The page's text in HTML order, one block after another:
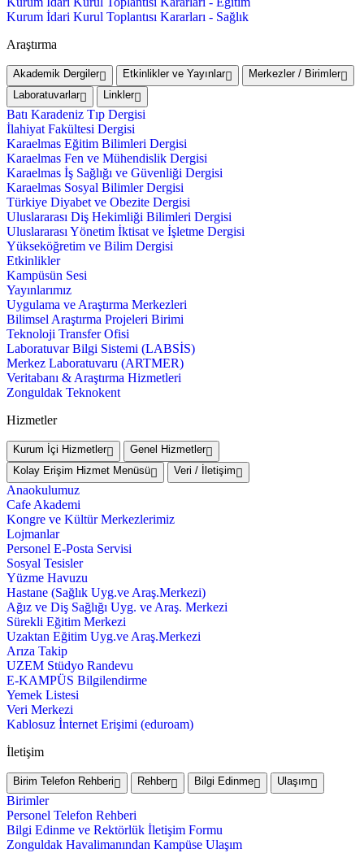
Kurum İdari Kurul Toplantısı Kararları - Sağlık
Araştırma
Akademik Dergiler Etkinlikler ve Yayınlar
Merkezler / Birimler
Laboratuvarlar
Linkler
Batı Karadeniz Tıp Dergisi
İlahiyat Fakültesi Dergisi
Karaelmas Eğitim Bilimleri Dergisi
Karaelmas Fen ve Mühendislik Dergisi
Karaelmas İş Sağlığı ve Güvenliği Dergisi
Karaelmas Sosyal Bilimler Dergisi
Türkiye Diyabet ve Obezite Dergisi
Uluslararası Diş Hekimliği Bilimleri Dergisi
Uluslararası Yönetim İktisat ve İşletme Dergisi
Yükseköğretim ve Bilim Dergisi
Etkinlikler
Kampüsün Sesi
Yayınlarımız
Uygulama ve Araştırma Merkezleri
Bilimsel Araştırma Projeleri Birimi
Teknoloji Transfer Ofisi
Laboratuvar Bilgi Sistemi (LABSİS)
Merkez Laboratuvaru (ARTMER)
Veritabanı & Araştırma Hizmetleri
Zonguldak Teknokent
Hizmetler
Kurum İçi Hizmetler
Genel Hizmetler
Kolay Erişim Hizmet Menüsü
Veri / İletişim
Anaokulumuz
Cafe Akademi
Kongre ve Kültür Merkezlerimiz
Lojmanlar
Personel E-Posta Servisi
Sosyal Tesisler
Yüzme Havuzu
Hastane (Sağlık Uyg.ve Araş.Merkezi)
Ağız ve Diş Sağlığı Uyg. ve Araş. Merkezi
Sürekli Eğitim Merkezi
Uzaktan Eğitim Uyg.ve Araş.Merkezi
Arıza Takip
UZEM Stüdyo Randevu
E-KAMPÜS Bilgilendirme
Yemek Listesi
Veri Merkezi
Kablosuz İnternet Erişimi (eduroam)
İletişim
Birim Telefon Rehberi Rehber Bilgi Edinme Ulaşım
Birimler
Personel Telefon Rehberi
Bilgi Edinme ve Rektörlük İletişim Formu
Zonguldak Havalimanından Kampüse Ulaşım